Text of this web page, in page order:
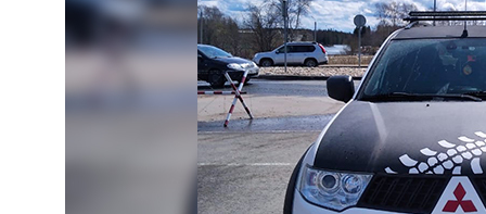
Работаем исключительно по договору. Если
гарантированно вернем деньги. Нам
доверяют крупные государственные
01